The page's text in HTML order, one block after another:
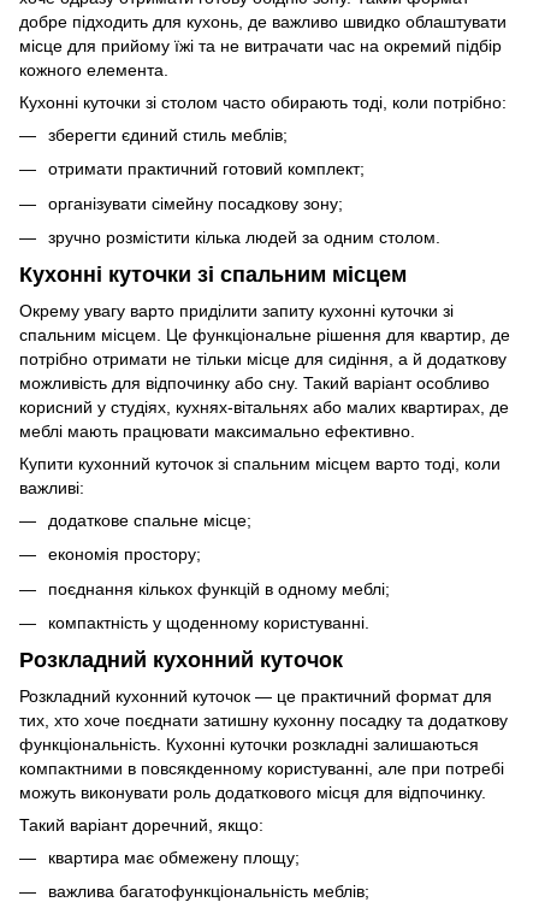
добре підходить для кухонь, де важливо швидко облаштувати
місце для прийому їжі та не витрачати час на окремий підбір
кожного елемента.
Кухонні куточки зі столом часто обирають тоді, коли потрібно:
зберегти єдиний стиль меблів;
отримати практичний готовий комплект;
організувати сімейну посадкову зону;
зручно розмістити кілька людей за одним столом.
Кухонні куточки зі спальним місцем
Окрему увагу варто приділити запиту кухонні куточки зі
спальним місцем. Це функціональне рішення для квартир, де
потрібно отримати не тільки місце для сидіння, а й додаткову
можливість для відпочинку або сну. Такий варіант особливо
корисний у студіях, кухнях-вітальнях або малих квартирах, де
меблі мають працювати максимально ефективно.
Купити кухонний куточок зі спальним місцем варто тоді, коли
важливі:
додаткове спальне місце;
економія простору;
поєднання кількох функцій в одному меблі;
компактність у щоденному користуванні.
Розкладний кухонний куточок
Розкладний кухонний куточок — це практичний формат для
тих, хто хоче поєднати затишну кухонну посадку та додаткову
функціональність. Кухонні куточки розкладні залишаються
компактними в повсякденному користуванні, але при потребі
можуть виконувати роль додаткового місця для відпочинку.
Такий варіант доречний, якщо:
квартира має обмежену площу;
важлива багатофункціональність меблів;